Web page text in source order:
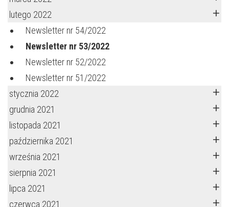
lutego 2022
Newsletter nr 54/2022
Newsletter nr 53/2022
Newsletter nr 52/2022
Newsletter nr 51/2022
stycznia 2022
grudnia 2021
listopada 2021
października 2021
września 2021
sierpnia 2021
lipca 2021
czerwca 2021